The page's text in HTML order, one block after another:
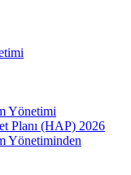
Yönetimi
Planı (HAP) 2026
Yönetiminden